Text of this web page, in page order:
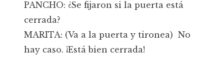
PANCHO: ¿Se fijaron si la puerta está
cerrada?
MARITA: (Va a la puerta y tironea) No
hay caso. ¡Está bien cerrada!